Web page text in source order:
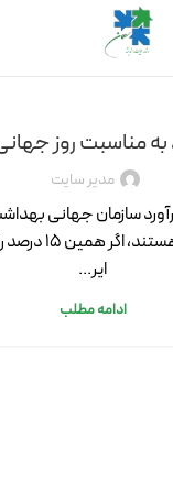
مناسبت روز
مدیر سایت
جهان دارای
ایر...
ادامه مطلب